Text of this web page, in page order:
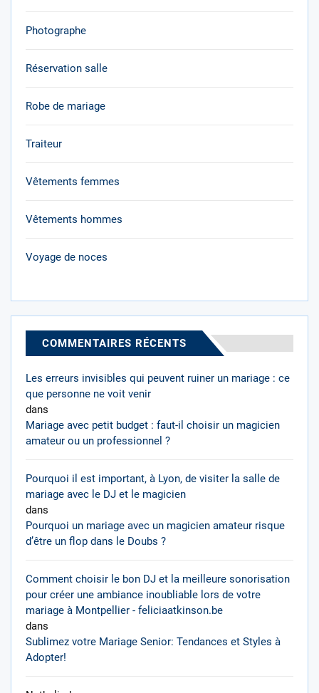
Photographe
Réservation salle
Robe de mariage
Traiteur
Vêtements femmes
Vêtements hommes
Voyage de noces
COMMENTAIRES RÉCENTS
Les erreurs invisibles qui peuvent ruiner un mariage : ce
que personne ne voit venir
dans
Mariage avec petit budget : faut-il choisir un magicien
amateur ou un professionnel ?
Pourquoi il est important, à Lyon, de visiter la salle de
mariage avec le DJ et le magicien
dans
Pourquoi un mariage avec un magicien amateur risque
d’être un flop dans le Doubs ?
Comment choisir le bon DJ et la meilleure sonorisation
pour créer une ambiance inoubliable lors de votre
mariage à Montpellier - feliciaatkinson.be
dans
Sublimez votre Mariage Senior: Tendances et Styles à
Adopter!